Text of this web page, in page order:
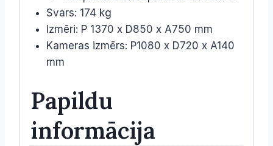
Svars: 174 kg
Izmēri: P 1370 x D850 x A750 mm
Kameras izmērs: P1080 x D720 x A140
mm
Papildu
informācija